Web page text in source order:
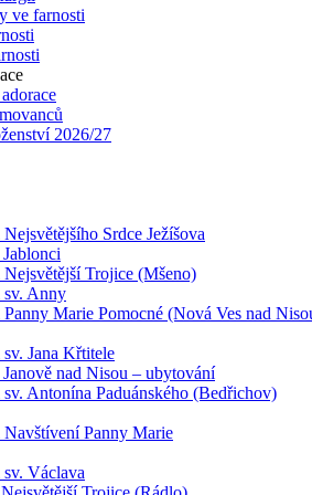
ve farnosti
2026/27
Srdce Ježíšova
Nejsvětější Trojice (Mšeno)
sv. Anny
Panny Marie Pomocné (Nová Ves nad
sv. Jana Křtitele
nad Nisou – ubytování
sv. Antonína Paduánského (Bedřichov)
Navštívení Panny Marie
sv. Václava